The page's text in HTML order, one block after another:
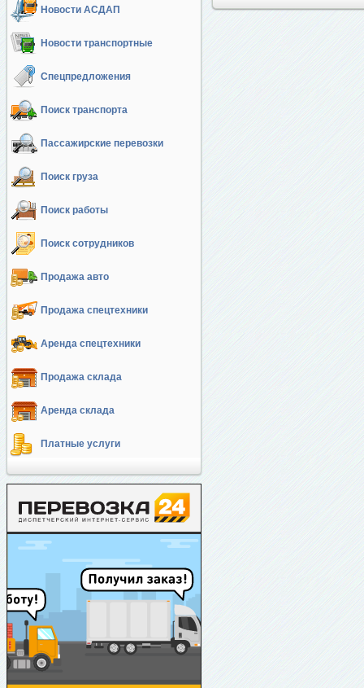
Новости АСДАП
Новости транспортные
Спецпредложения
Поиск транспорта
Пассажирские перевозки
Поиск груза
Поиск работы
Поиск сотрудников
Продажа авто
Продажа спецтехники
Аренда спецтехники
Продажа склада
Аренда склада
Платные услуги